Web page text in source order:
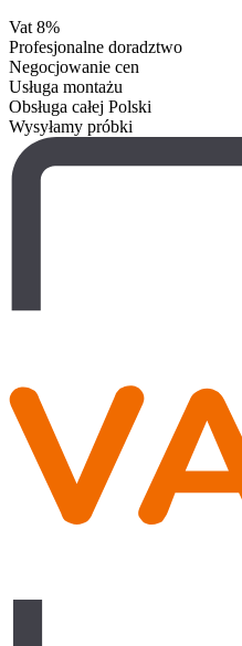
Vat 8%
Profesjonalne doradztwo
Negocjowanie cen
Usługa montażu
Obsługa całej Polski
Wysyłamy próbki